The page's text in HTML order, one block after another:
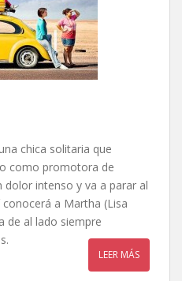
chica solitaria que
como promotora de
dolor intenso y va a parar al
a Martha (Lisa
de al lado siempre
LEER MÁS